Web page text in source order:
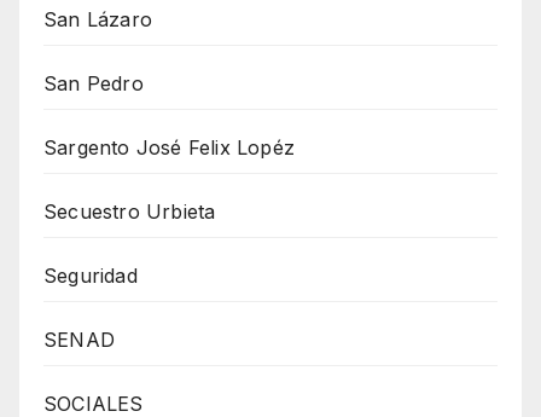
San Lázaro
San Pedro
Sargento José Felix Lopéz
Secuestro Urbieta
Seguridad
SENAD
SOCIALES